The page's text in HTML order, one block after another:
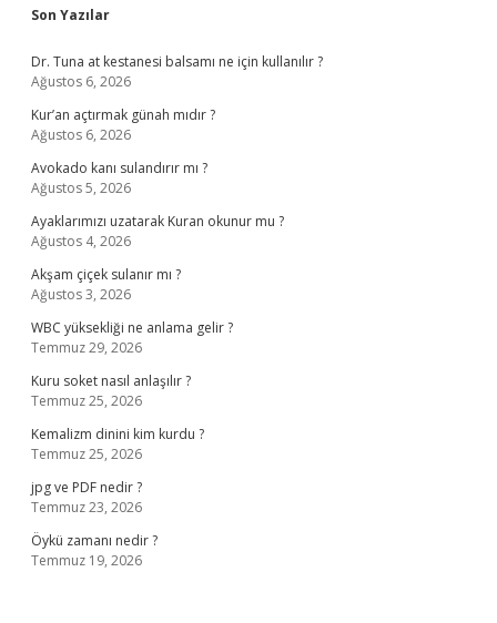
Sidebar
Son Yazılar
Dr. Tuna at kestanesi balsamı ne için kullanılır ?
Ağustos 6, 2026
Kur’an açtırmak günah mıdır ?
Ağustos 6, 2026
Avokado kanı sulandırır mı ?
Ağustos 5, 2026
Ayaklarımızı uzatarak Kuran okunur mu ?
Ağustos 4, 2026
Akşam çiçek sulanır mı ?
Ağustos 3, 2026
WBC yüksekliği ne anlama gelir ?
Temmuz 29, 2026
Kuru soket nasıl anlaşılır ?
Temmuz 25, 2026
Kemalizm dinini kim kurdu ?
Temmuz 25, 2026
jpg ve PDF nedir ?
Temmuz 23, 2026
Öykü zamanı nedir ?
Temmuz 19, 2026